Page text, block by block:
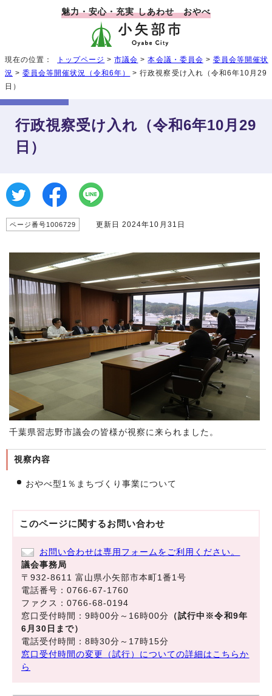
魅力・安心・充実 しあわせ おやべ
現在の位置： トップページ >市議会 >本会議・委員会 > 委員会等開催状
況 >委員会等開催状況（令和6年）
> 行政視察受け入れ（令和6年10月29
日）
行政視察受け入れ（令和6年10月29
日）
ページ番号1006729 更新日 2024年10月31日
千葉県習志野市議会の皆様が視察に来られました。
視察内容
おやべ型1％まちづくり事業について
このページに関するお問い合わせ
お問い合わせは専用フォームをご利用ください。
議会事務局
〒932-8611 富山県小矢部市本町1番1号
電話番号：0766-67-1760
ファクス：0766-68-0194
窓口受付時間：9時00分～16時00分 （試行中※令和9年
6月30日まで）
電話受付時間：8時30分～17時15分
窓口受付時間の変更（試行）についての詳細はこちらか
ら